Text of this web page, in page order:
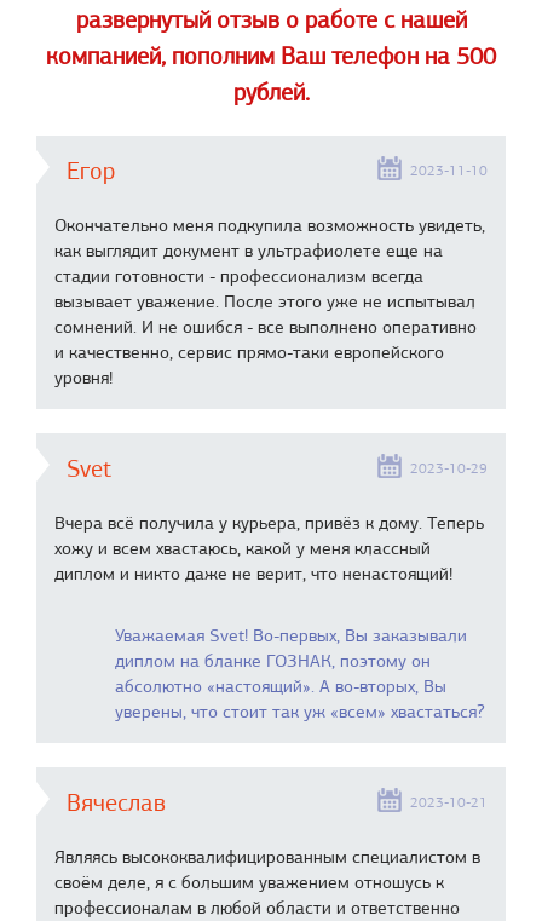
развернутый отзыв о работе с нашей
компанией, пополним Ваш телефон на 500
рублей.
Егор 2023-11-10
Окончательно меня подкупила возможность увидеть,
как выглядит документ в ультрафиолете еще на
стадии готовности - профессионализм всегда
вызывает уважение. После этого уже не испытывал
сомнений. И не ошибся - все выполнено оперативно
и качественно, сервис прямо-таки европейского
уровня!
Svet 2023-10-29
Вчера всё получила у курьера, привёз к дому. Теперь
хожу и всем хвастаюсь, какой у меня классный
диплом и никто даже не верит, что ненастоящий!
Уважаемая Svet! Во-первых, Вы заказывали
диплом на бланке ГОЗНАК, поэтому он
абсолютно «настоящий». А во-вторых, Вы
уверены, что стоит так уж «всем» хвастаться?
Вячеслав 2023-10-21
Являясь высококвалифицированным специалистом в
своём деле, я с большим уважением отношусь к
профессионалам в любой области и ответственно